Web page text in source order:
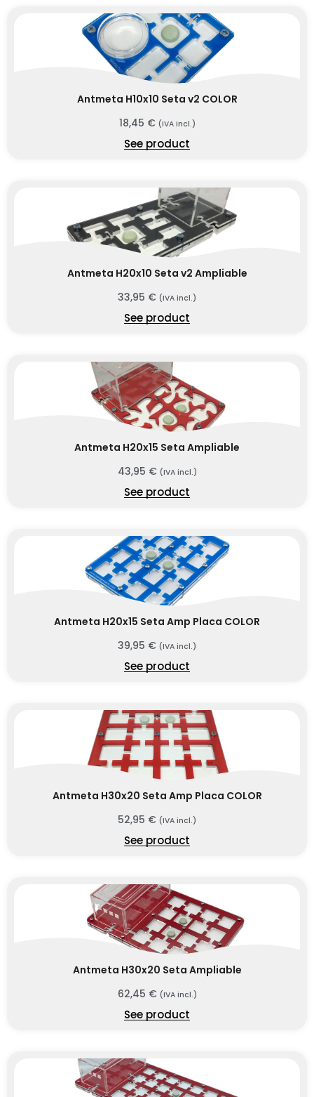
Antmeta H10x10 Seta v2 COLOR
18,45 € (IVA incl.)
See product
Antmeta H20x10 Seta v2 Ampliable
33,95 € (IVA incl.)
See product
Antmeta H20x15 Seta Ampliable
43,95 € (IVA incl.)
See product
Antmeta H20x15 Seta Amp Placa COLOR
39,95 € (IVA incl.)
See product
Antmeta H30x20 Seta Amp Placa COLOR
52,95 € (IVA incl.)
See product
Antmeta H30x20 Seta Ampliable
62,45 € (IVA incl.)
See product